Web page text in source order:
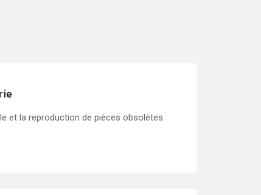
et la reproduction de pièces obsolètes.